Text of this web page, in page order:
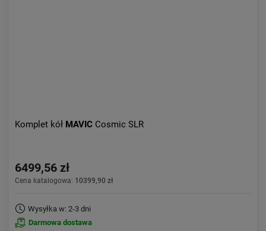
Komplet kół MAVIC Cosmic SLR
6499,56 zł
Cena katalogowa: 10399,90 zł
Wysyłka w: 2-3 dni
Darmowa dostawa